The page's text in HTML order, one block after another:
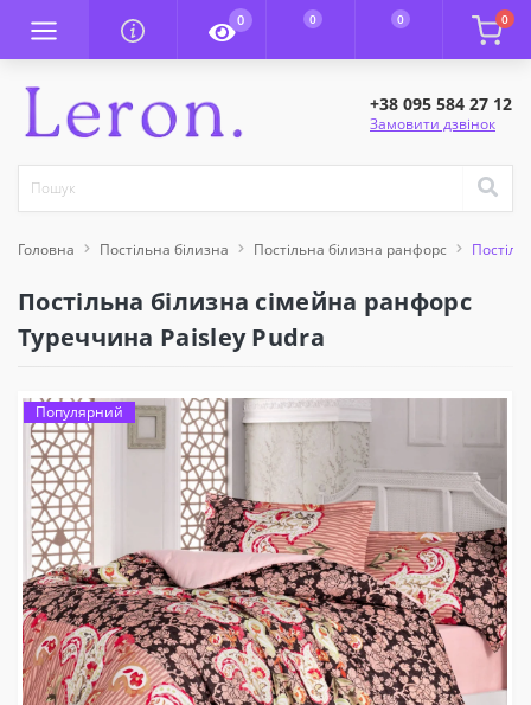
0 0 0 0
+38 095 584 27 12
Замовити дзвінок
Головна Постільна білизна Постільна білизна ранфорс
Постільна білизна сімейна ранфорс
Туреччина Paisley Pudra
Популярний